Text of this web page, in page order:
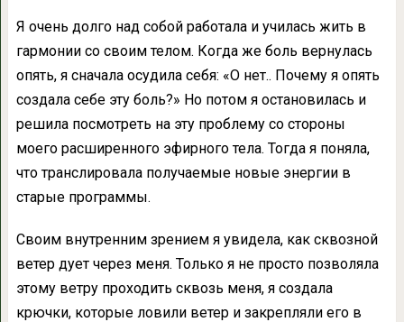
Я очень долго над собой работала и училась жить в
гармонии со своим телом. Когда же боль вернулась
опять, я сначала осудила себя: «О нет.. Почему я опять
создала себе эту боль?» Но потом я остановилась и
решила посмотреть на эту проблему со стороны
моего расширенного эфирного тела. Тогда я поняла,
что транслировала получаемые новые энергии в
старые программы.
Своим внутренним зрением я увидела, как сквозной
ветер дует через меня. Только я не просто позволяла
этому ветру проходить сквозь меня, я создала
крючки, которые ловили ветер и закрепляли его в